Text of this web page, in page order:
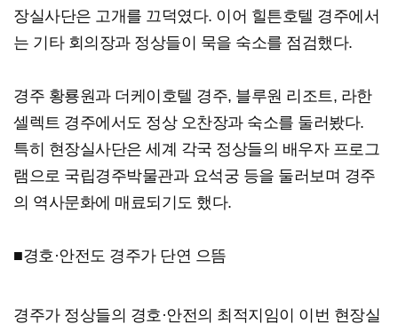
장실사단은 고개를 끄덕였다. 이어 힐튼호텔 경주에서
는 기타 회의장과 정상들이 묵을 숙소를 점검했다.
경주 황룡원과 더케이호텔 경주, 블루원 리조트, 라한
셀렉트 경주에서도 정상 오찬장과 숙소를 둘러봤다.
특히 현장실사단은 세계 각국 정상들의 배우자 프로그
램으로 국립경주박물관과 요석궁 등을 둘러보며 경주
의 역사문화에 매료되기도 했다.
■경호·안전도 경주가 단연 으뜸
경주가 정상들의 경호·안전의 최적지임이 이번 현장실